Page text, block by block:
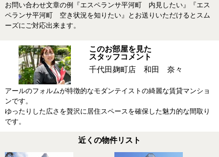
お問い合わせ文章の例『エスペランサ平河町 内見したい』『エス
ペランサ平河町 空き状況を知りたい』とお送りいただけるとスム
ーズにご対応出来ます。
このお部屋を見た
スタッフコメント
千代田麹町店 和田 奈々
アールのフォルムが特徴的なモダンテイストの綺麗な賃貸マンショ
ンです。
ゆったりした広さを贅沢に居住スペースを確保した魅力的な間取り
です。
近くの物件リスト